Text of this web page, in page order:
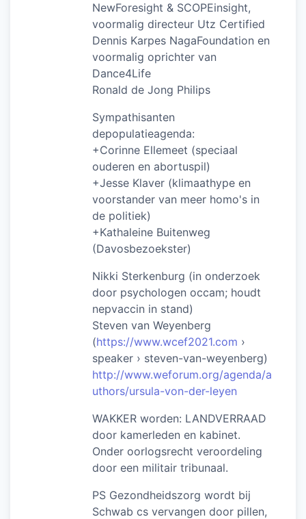
NewForesight & SCOPEinsight,
voormalig directeur Utz Certified
Dennis Karpes NagaFoundation en
voormalig oprichter van
Dance4Life
Ronald de Jong Philips
Sympathisanten
depopulatieagenda:
+Corinne Ellemeet (speciaal
ouderen en abortuspil)
+Jesse Klaver (klimaathype en
voorstander van meer homo's in
de politiek)
+Kathaleine Buitenweg
(Davosbezoekster)
Nikki Sterkenburg (in onderzoek
door psychologen occam; houdt
nepvaccin in stand)
Steven van Weyenberg
(https://www.wcef2021.com ›
speaker › steven-van-weyenberg)
http://www.weforum.org/agenda/a
uthors/ursula-von-der-leyen
WAKKER worden: LANDVERRAAD
door kamerleden en kabinet.
Onder oorlogsrecht veroordeling
door een militair tribunaal.
PS Gezondheidszorg wordt bij
Schwab cs vervangen door pillen,